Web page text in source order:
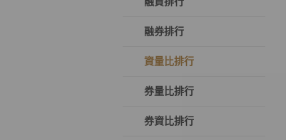
融券排行
資量比排行
券量比排行
券資比排行